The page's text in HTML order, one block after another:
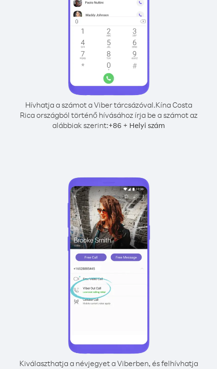
Hívhatja a számot a Viber tárcsázóval.Kína Costa
Rica országból történő hívásához írja be a számot az
alábbiak szerint:+86 + Helyi szám
Kiválaszthatja a névjegyet a Viberben, és felhívhatja